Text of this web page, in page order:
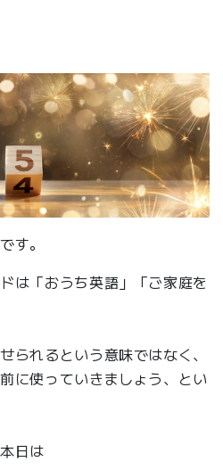
す。
は「おうち英語」「ご家庭を
られるという意味ではなく、
に使っていきましょう、とい
日は